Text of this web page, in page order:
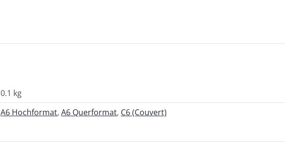
0.1 kg
A6 Hochformat, A6 Querformat, C6 (Couvert)